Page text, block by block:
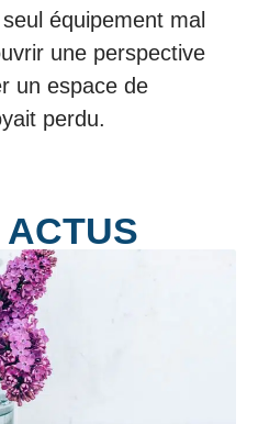
équipement mal
une perspective
un espace de
perdu.